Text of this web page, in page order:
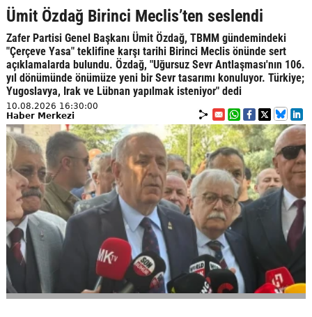
Ümit Özdağ Birinci Meclis’ten seslendi
Zafer Partisi Genel Başkanı Ümit Özdağ, TBMM gündemindeki
"Çerçeve Yasa" teklifine karşı tarihi Birinci Meclis önünde sert
açıklamalarda bulundu. Özdağ, "Uğursuz Sevr Antlaşması'nın 106.
yıl dönümünde önümüze yeni bir Sevr tasarımı konuluyor. Türkiye;
Yugoslavya, Irak ve Lübnan yapılmak isteniyor" dedi
10.08.2026 16:30:00
Haber Merkezi